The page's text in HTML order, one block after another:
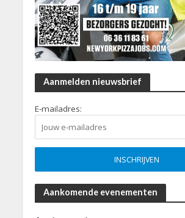
Aanmelden nieuwsbrief
E-mailadres:
Aankomende evenementen